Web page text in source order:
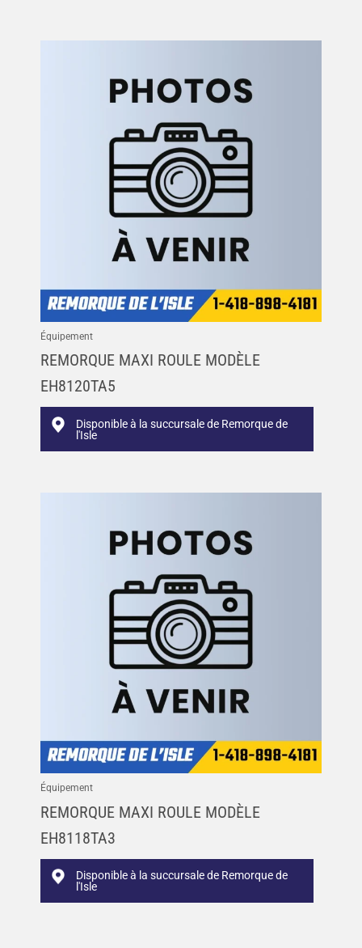
Équipement
REMORQUE MAXI ROULE MODÈLE
EH8120TA5
Disponible à la succursale de Remorque de
l'Isle
Équipement
REMORQUE MAXI ROULE MODÈLE
EH8118TA3
Disponible à la succursale de Remorque de
l'Isle